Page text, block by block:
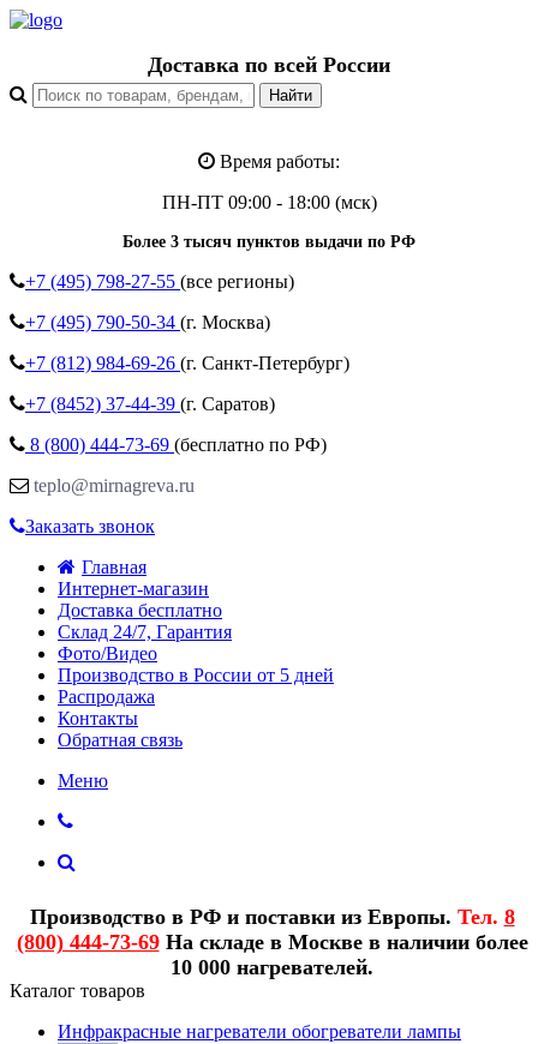
Доставка по всей России
Время работы:
ПН-ПТ 09:00 - 18:00 (мск)
Более 3 тысяч пунктов выдачи по РФ
+7 (495) 798-27-55 (все регионы)
+7 (495) 790-50-34 (г. Москва)
+7 (812) 984-69-26 (г. Санкт-Петербург)
+7 (8452) 37-44-39 (г. Саратов)
8 (800) 444-73-69 (бесплатно по РФ)
teplo@mirnagreva.ru
Заказать звонок
Главная
Интернет-магазин
Доставка бесплатно
Склад 24/7, Гарантия
Фото/Видео
Производство в России от 5 дней
Распродажа
Контакты
Обратная связь
Меню
Производство в РФ и поставки из Европы. Тел. 8
(800) 444-73-69На складе в Москве в наличии более
10 000 нагревателей.
Каталог товаров
Инфракрасные нагреватели обогреватели лампы